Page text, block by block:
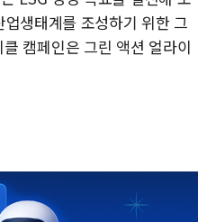
생태계를 조성하기 위한 그
캠페인은 그린 액션 얼라이